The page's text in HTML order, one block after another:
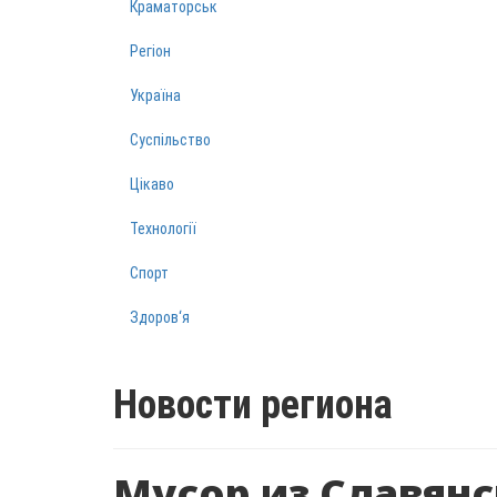
Краматорськ
Регіон
Україна
Суспільство
Цікаво
Технології
Спорт
Здоров‘я
Новости региона